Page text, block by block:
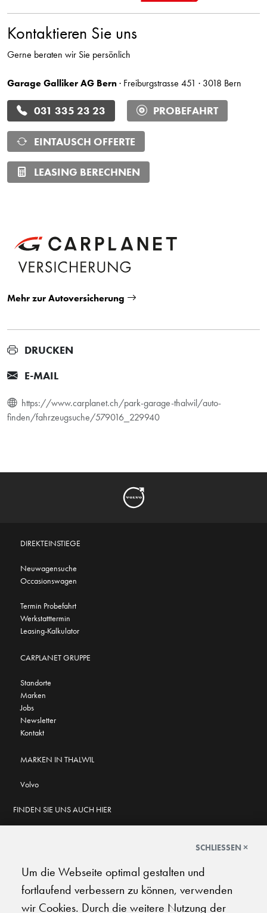
Kontaktieren Sie uns
Gerne beraten wir Sie persönlich
Garage Galliker AG Bern· Freiburgstrasse 451 · 3018 Bern
031 335 23 23 PROBEFAHRT
EINTAUSCH OFFERTE
LEASING BERECHNEN
Mehr zur Autoversicherung
DRUCKEN
E-MAIL
https://www.carplanet.ch/park-garage-thalwil/auto-
finden/fahrzeugsuche/579016_229940
DIREKTEINSTIEGE
Neuwagensuche
Occasionswagen
Termin Probefahrt
Werkstatttermin
Leasing-Kalkulator
CARPLANET GRUPPE
Standorte
Marken
Jobs
Newsletter
Kontakt
MARKEN IN THALWIL
Volvo
FINDEN SIE UNS AUCH HIER
4.5 ★★★★★
★★★★★
SCHLIESSEN ×
Um die Webseite optimal gestalten und
fortlaufend verbessern zu können, verwenden
wir Cookies. Durch die weitere Nutzung der